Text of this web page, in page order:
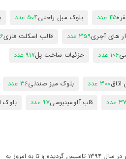
45 عدد بلوک مبل راحتی504 عدد
های آجری359 عدد قالب اسکلت فلزی
106 عدد جزئیات ساخت پل917 عدد
300 عدد بلوک میز صندلی36 عدد
37 عدد قاب آلومینیومی97 عدد بلوک
تو پروژه یکی از بزرگ ترین مراجع دانلود فایل های نقشه کشی در کشور در سال 1394 تاسیس گردیده و تا به امروز به